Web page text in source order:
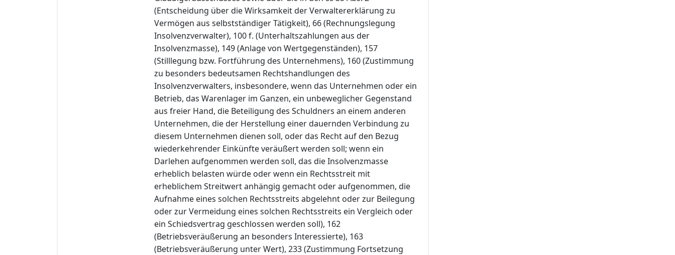
(Entscheidung über die Wirksamkeit der Verwaltererklärung zu
Vermögen aus selbstständiger Tätigkeit), 66 (Rechnungslegung
Insolvenzverwalter), 100 f. (Unterhaltszahlungen aus der
Insolvenzmasse), 149 (Anlage von Wertgegenständen), 157
(Stilllegung bzw. Fortführung des Unternehmens), 160 (Zustimmung
zu besonders bedeutsamen Rechtshandlungen des
Insolvenzverwalters, insbesondere, wenn das Unternehmen oder ein
Betrieb, das Warenlager im Ganzen, ein unbeweglicher Gegenstand
aus freier Hand, die Beteiligung des Schuldners an einem anderen
Unternehmen, die der Herstellung einer dauernden Verbindung zu
diesem Unternehmen dienen soll, oder das Recht auf den Bezug
wiederkehrender Einkünfte veräußert werden soll; wenn ein
Darlehen aufgenommen werden soll, das die Insolvenzmasse
erheblich belasten würde oder wenn ein Rechtsstreit mit
erheblichem Streitwert anhängig gemacht oder aufgenommen, die
Aufnahme eines solchen Rechtsstreits abgelehnt oder zur Beilegung
oder zur Vermeidung eines solchen Rechtsstreits ein Vergleich oder
ein Schiedsvertrag geschlossen werden soll), 162
(Betriebsveräußerung an besonders Interessierte), 163
(Betriebsveräußerung unter Wert), 233 (Zustimmung Fortsetzung